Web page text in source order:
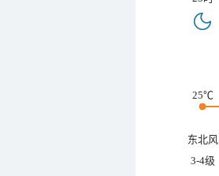
25℃
东北风
3-4级